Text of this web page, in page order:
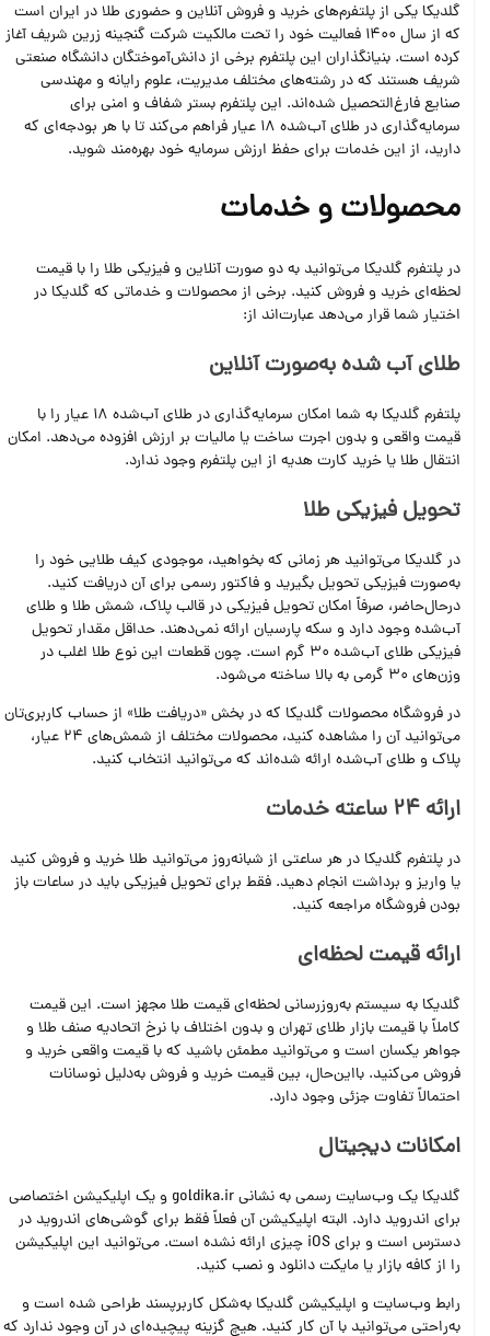
گلدیکا یکی از پلتفرم‌های خرید و فروش آنلاین و حضوری طلا در ایران است
که از سال 1400 فعالیت خود را تحت مالکیت شرکت گنجینه زرین شریف آغاز
کرده است. بنیانگذاران این پلتفرم برخی از دانش‌آموختگان دانشگاه صنعتی
شریف هستند که در رشته‌های مختلف مدیریت، علوم رایانه و مهندسی
صنایع فارغ‌التحصیل شده‌اند. این پلتفرم بستر شفاف و امنی برای
سرمایه‌گذاری در طلای آب‌شده 18 عیار فراهم می‌کند تا با هر بودجه‌ای که
دارید، از این خدمات برای حفظ ارزش سرمایه خود بهره‌مند شوید.
محصولات و خدمات
در پلتفرم گلدیکا می‌توانید به دو صورت آنلاین و فیزیکی طلا را با قیمت
لحظه‌ای خرید و فروش کنید. برخی از محصولات و خدماتی که گلدیکا در
اختیار شما قرار می‌دهد عبارت‌اند از:
طلای آب شده به‌صورت آنلاین
پلتفرم گلدیکا به شما امکان سرمایه‌گذاری در طلای آب‌شده 18 عیار را با
قیمت واقعی و بدون اجرت ساخت یا مالیات بر ارزش افزوده می‌دهد. امکان
انتقال طلا یا خرید کارت هدیه از این پلتفرم وجود ندارد.
تحویل فیزیکی طلا
در گلدیکا می‌توانید هر زمانی که بخواهید، موجودی کیف طلایی خود را
به‌صورت فیزیکی تحویل بگیرید و فاکتور رسمی برای آن دریافت کنید.
درحال‌حاضر، صرفاً امکان تحویل فیزیکی در قالب پلاک، شمش طلا و طلای
آب‌شده وجود دارد و سکه پارسیان ارائه نمی‌دهند. حداقل مقدار تحویل
فیزیکی طلای آب‌شده 30 گرم است. چون قطعات این نوع طلا اغلب در
وزن‌های 30 گرمی به بالا ساخته می‌شود.
در فروشگاه محصولات گلدیکا که در بخش «دریافت طلا» از حساب کاربری‌تان
می‌توانید آن را مشاهده کنید، محصولات مختلف از شمش‌های 24 عیار،
پلاک و طلای آب‌شده ارائه شده‌اند که می‌توانید انتخاب کنید.
ارائه 24 ساعته خدمات
در پلتفرم گلدیکا در هر ساعتی از شبانه‌روز می‌توانید طلا خرید و فروش کنید
یا واریز و برداشت انجام دهید. فقط برای تحویل فیزیکی باید در ساعات باز
بودن فروشگاه مراجعه کنید.
ارائه قیمت لحظه‌ای
گلدیکا به سیستم به‌روزرسانی لحظه‌ای قیمت طلا مجهز است. این قیمت
کاملاً با قیمت بازار طلای تهران و بدون اختلاف با نرخ اتحادیه صنف طلا و
جواهر یکسان است و می‌توانید مطمئن باشید که با قیمت واقعی خرید و
فروش می‌کنید. بااین‌حال، بین قیمت خرید و فروش به‌دلیل نوسانات
احتمالاً تفاوت جزئی وجود دارد.
امکانات دیجیتال
گلدیکا یک وب‌سایت رسمی به نشانی goldika.ir و یک اپلیکیشن اختصاصی
برای اندروید دارد. البته اپلیکیشن آن فعلاً فقط برای گوشی‌های اندروید در
دسترس است و برای iOS چیزی ارائه نشده است. می‌توانید این اپلیکیشن
را از کافه بازار یا مایکت دانلود و نصب کنید.
رابط وب‌سایت و اپلیکیشن گلدیکا به‌شکل کاربرپسند طراحی شده است و
به‌راحتی می‌توانید با آن کار کنید. هیچ گزینه پیچیده‌ای در آن وجود ندارد که